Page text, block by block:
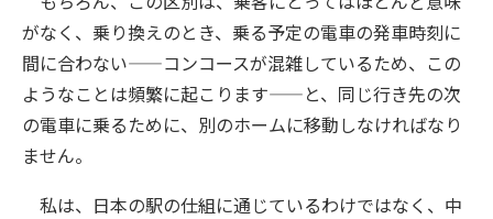
がなく、乗り換えのとき、乗る予定の電車の発車時刻に
間に合わない——コンコースが混雑しているため、この
ようなことは頻繁に起こります——と、同じ行き先の次
の電車に乗るために、別のホームに移動しなければなり
ません。
私は、日本の駅の仕組に通じているわけではなく、中